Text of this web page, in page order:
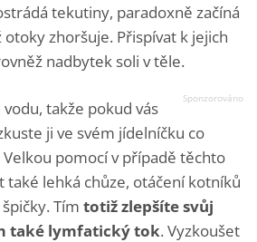
tekutiny, paradoxně začíná
otoky zhoršuje. Přispívat k jejich
nadbytek soli v těle.
takže pokud vás
ji ve svém jídelníčku co
pomocí v případě těchto
lehká chůze, otáčení kotníků
Tím totiž zlepšíte svůj
také lymfatický tok. Vyzkoušet